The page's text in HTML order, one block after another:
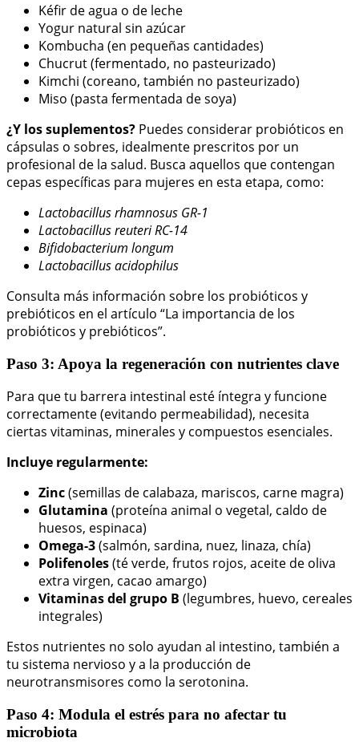
Kéfir de agua o de leche
Yogur natural sin azúcar
Kombucha (en pequeñas cantidades)
Chucrut (fermentado, no pasteurizado)
Kimchi (coreano, también no pasteurizado)
Miso (pasta fermentada de soya)
¿Y los suplementos? Puedes considerar probióticos en
cápsulas o sobres, idealmente prescritos por un
profesional de la salud. Busca aquellos que contengan
cepas específicas para mujeres en esta etapa, como:
Lactobacillus rhamnosus GR-1
Lactobacillus reuteri RC-14
Bifidobacterium longum
Lactobacillus acidophilus
Consulta más información sobre los probióticos y
prebióticos en el artículo “La importancia de los
probióticos y prebióticos”.
Paso 3: Apoya la regeneración con nutrientes clave
Para que tu barrera intestinal esté íntegra y funcione
correctamente (evitando permeabilidad), necesita
ciertas vitaminas, minerales y compuestos esenciales.
Incluye regularmente:
Zinc(semillas de calabaza, mariscos, carne magra)
Glutamina (proteína animal o vegetal, caldo de
huesos, espinaca)
Omega-3(salmón, sardina, nuez, linaza, chía)
Polifenoles(té verde, frutos rojos, aceite de oliva
extra virgen, cacao amargo)
Vitaminas del grupo B (legumbres, huevo, cereales
integrales)
Estos nutrientes no solo ayudan al intestino, también a
tu sistema nervioso y a la producción de
neurotransmisores como la serotonina.
Paso 4: Modula el estrés para no afectar tu
microbiota